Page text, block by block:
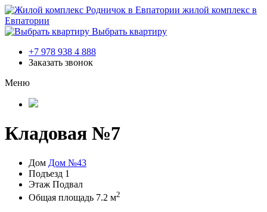
жилой комплекс в
Евпатории
Выбрать квартиру
+7 978 938 4 888
Заказать звонок
Меню
Кладовая №7
Дом Дом №43
Подъезд 1
Этаж Подвал
Общая площадь 7.2 м2